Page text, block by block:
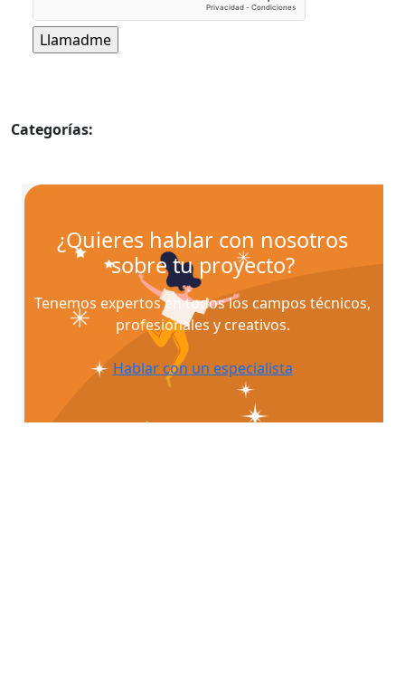
Categorías:
¿Quieres hablar con nosotros
sobre tu proyecto?
Tenemos expertos en todos los campos técnicos,
profesionales y creativos.
Hablar con un especialista